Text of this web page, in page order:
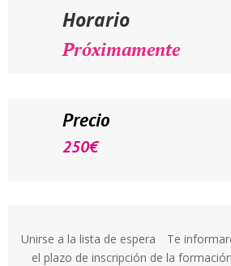
Horario
Próximamente
Precio
250€
Unirse a la lista de espera
Te
el plazo de inscripción de la